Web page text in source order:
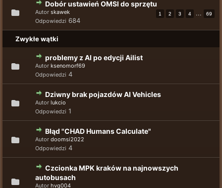
Dobór ustawień OMSI do sprzętu
Autor skawek 1 2 3 4 ... 69
Odpowiedzi 684
Zwykłe wątki
problemy z AI po edycji Ailist
Autor ksenomorf69
Odpowiedzi 4
Dziwny brak pojazdów AI Vehicles
Autor lukcio
Odpowiedzi 1
Błąd "CHAD Humans Calculate"
Autor doomsi2022
Odpowiedzi 4
Czcionka MPK kraków na najnowszych
autobusach
Autor hvg004